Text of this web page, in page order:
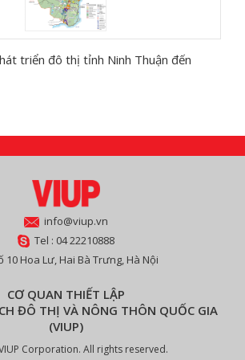
triển đô thị tỉnh Ninh Thuận đến
info@viup.vn
Tel : 04 22210888
10 Hoa Lư, Hai Bà Trưng, Hà Nội
CƠ QUAN THIẾT LẬP
ĐÔ THỊ VÀ NÔNG THÔN QUỐC GIA
(VIUP)
Corporation. All rights reserved.